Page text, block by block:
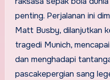
penting. Perjalanan ini
Matt Busby, dilanjutkan
tragedi Munich,
dan menghadapi
pascakepergian sang